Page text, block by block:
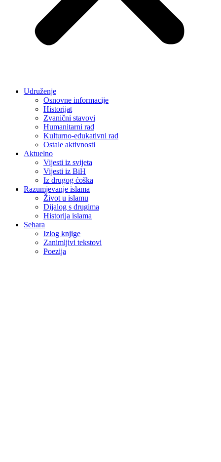
Udruženje
Osnovne informacije
Historijat
Zvanični stavovi
Humanitarni rad
Kulturno-edukativni rad
Ostale aktivnosti
Aktuelno
Vijesti iz svijeta
Vijesti iz BiH
Iz drugog ćoška
Razumjevanje islama
Život u islamu
Dijalog s drugima
Historija islama
Sehara
Izlog knjige
Zanimljivi tekstovi
Poezija